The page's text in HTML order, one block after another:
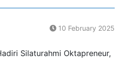
10 February 2025